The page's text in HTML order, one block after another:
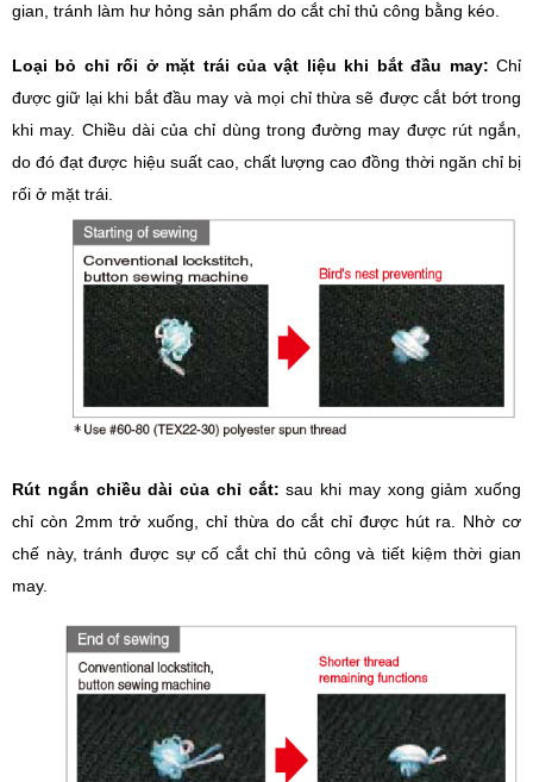
gian, tránh làm hư hỏng sản phẩm do cắt chỉ thủ công bằng kéo.
Loại bỏ chỉ rối ở mặt trái của vật liệu khi bắt đầu may: Chỉ
được giữ lại khi bắt đầu may và mọi chỉ thừa sẽ được cắt bớt trong
khi may. Chiều dài của chỉ dùng trong đường may được rút ngắn,
do đó đạt được hiệu suất cao, chất lượng cao đồng thời ngăn chỉ bị
rối ở mặt trái.
Rút ngắn chiều dài của chỉ cắt:sau khi may xong giảm xuống
chỉ còn 2mm trở xuống, chỉ thừa do cắt chỉ được hút ra. Nhờ cơ
chế này, tránh được sự cố cắt chỉ thủ công và tiết kiệm thời gian
may.